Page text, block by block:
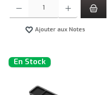
Ajouter aux Notes
En Stock